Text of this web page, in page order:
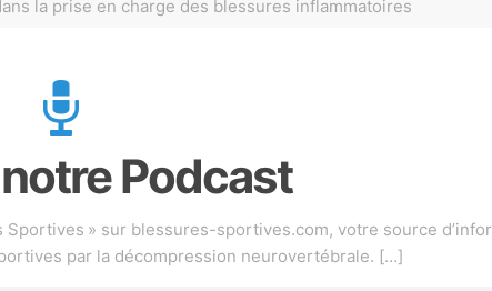
la prise en charge des blessures inflammatoires
Podcast
» sur blessures-sportives.com, votre source
par la décompression neurovertébrale. […]